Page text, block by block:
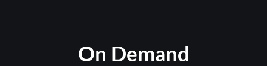
On Demand